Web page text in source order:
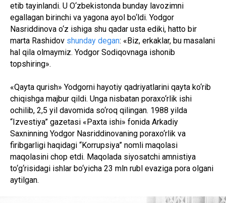
etib tayinlandi. U O‘zbekistonda bunday lavozimni
egallagan birinchi va yagona ayol bo‘ldi. Yodgor
Nasriddinova o‘z ishiga shu qadar usta ediki, hatto bir
marta Rashidov shunday degan: «Biz, erkaklar, bu masalani
hal qila olmaymiz. Yodgor Sodiqovnaga ishonib
topshiring».
«Qayta qurish» Yodgorni hayotiy qadriyatlarini qayta ko‘rib
chiqishga majbur qildi. Unga nisbatan poraxo‘rlik ishi
ochilib, 2,5 yil davomida so‘roq qilingan. 1988 yilda
“Izvestiya” gazetasi «Paxta ishi» fonida Arkadiy
Saxninning Yodgor Nasriddinovaning poraxo‘rlik va
firibgarligi haqidagi “Korrupsiya” nomli maqolasi
maqolasini chop etdi. Maqolada siyosatchi amnistiya
to‘g‘risidagi ishlar bo‘yicha 23 mln rubl evaziga pora olgani
aytilgan.